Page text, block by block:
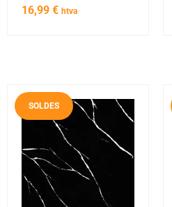
16,99 € htva
SOLDES